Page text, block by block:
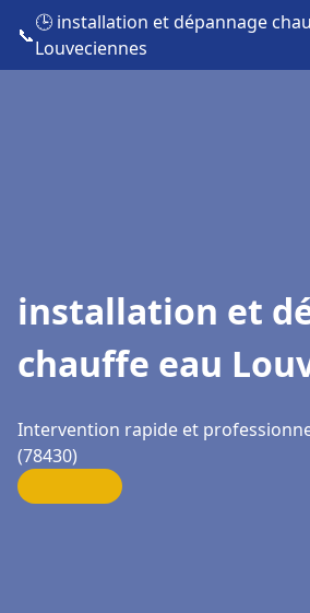
📞
🕒 installation et dépannage
Louveciennes
installation et
chauffe eau
Intervention rapide et
(78430)